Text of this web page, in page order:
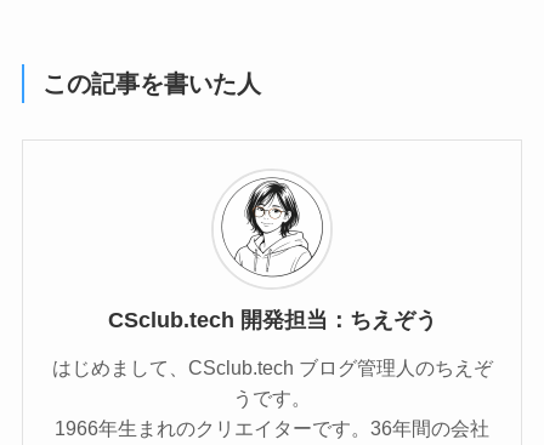
この記事を書いた人
CSclub.tech 開発担当：ちえぞう
はじめまして、CSclub.tech ブログ管理人のちえぞ
うです。
1966年生まれのクリエイターです。36年間の会社